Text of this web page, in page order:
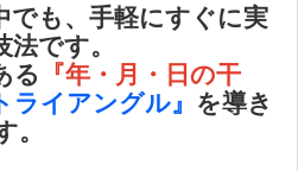
でも、手軽にすぐに実
です。
る 『年・月・日の干
ライアングル』 を導き